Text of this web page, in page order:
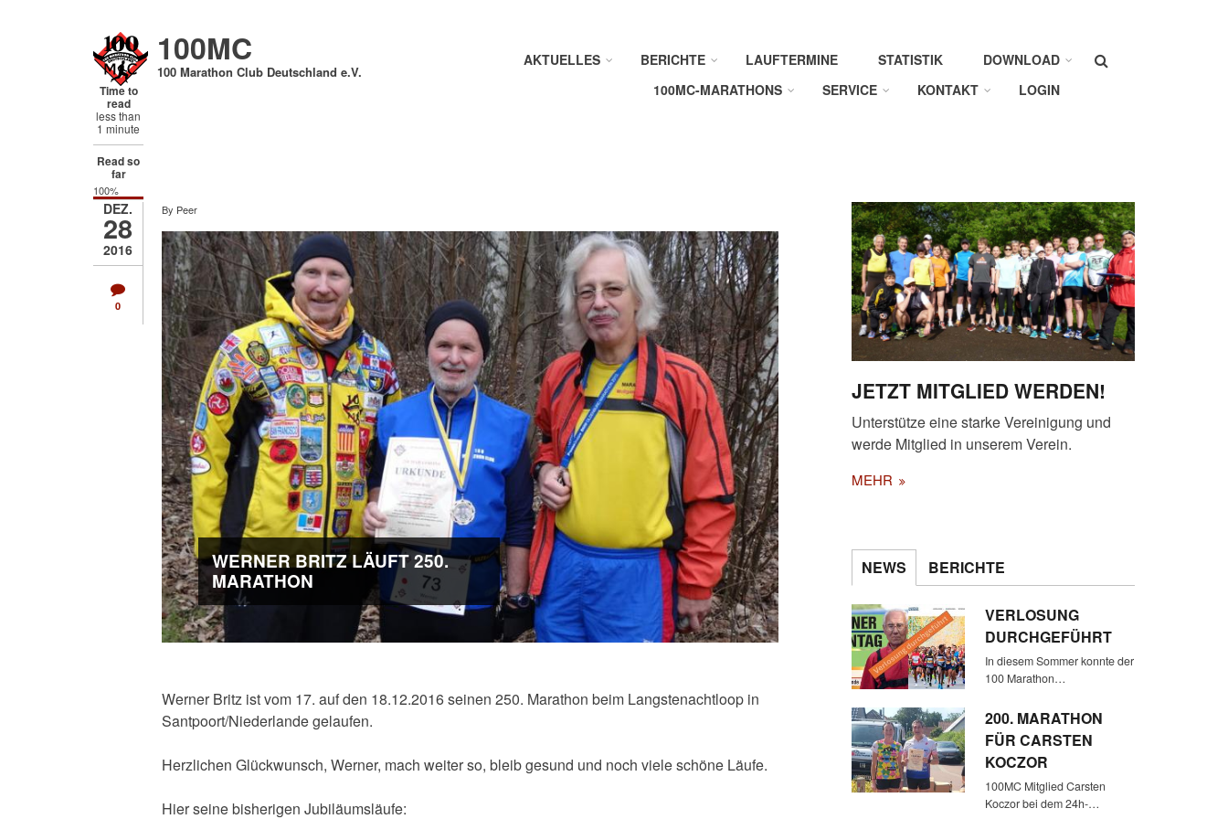
100MC
100 Marathon Club Deutschland e.V.
Suche
AKTUELLES BERICHTE LAUFTERMINE STATISTIK
DOWNLOAD
100MC-MARATHONS
SERVICE KONTAKT LOGIN
DEZ.
28
2016
0
Time to
read
less than
1 minute
Read so
far
100%
By Peer
WERNER BRITZ LÄUFT 250.
MARATHON
Werner Britz ist vom 17. auf den 18.12.2016 seinen 250. Marathon beim Langstenachtloop in
Santpoort/Niederlande gelaufen.
Herzlichen Glückwunsch, Werner, mach weiter so, bleib gesund und noch viele schöne Läufe.
Hier seine bisherigen Jubiläumsläufe:
JETZT MITGLIED WERDEN!
Unterstütze eine starke Vereinigung und
werde Mitglied in unserem Verein.
MEHR
NEWS BERICHTE
VERLOSUNG
DURCHGEFÜHRT
In diesem Sommer konnte der
100 Marathon…
200. MARATHON
FÜR CARSTEN
KOCZOR
100MC Mitglied Carsten
Koczor bei dem 24h-…